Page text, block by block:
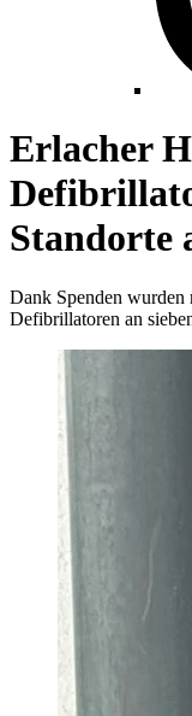
Erlacher
Standorte
Dank Spenden
Defibrillatoren an